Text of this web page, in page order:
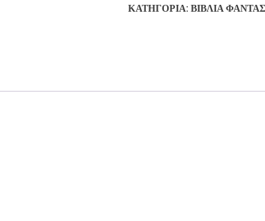
JOSE
ΚΑΤΗΓΟΡΊΑ: ΒΙΒΛΊΑ